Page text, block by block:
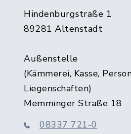
Hindenburgstraße 1
89281 Altenstadt
Außenstelle
(Kämmerei, Kasse,
Liegenschaften)
Memminger Straße 18
08337 721-0